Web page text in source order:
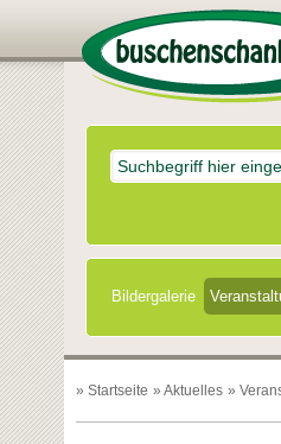
Bildergalerie
» Startseite » Aktuelles »